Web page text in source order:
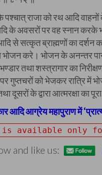
पश्चात् राजा को रथ आदि
के अवसरों पर वह स्नान करके
से सत्कृत ब्राह्मणों का दर्शन
करे। भोजन के अनन्तर
तथा शस्त्रागार का
गुप्तचरों को भेजकर रात्रि में
दूसरों के द्वारा आत्मरक्षा का
आदि आग्रेय महापुराण में
is available only
and like us: